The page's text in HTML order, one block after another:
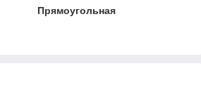
Прямоугольная